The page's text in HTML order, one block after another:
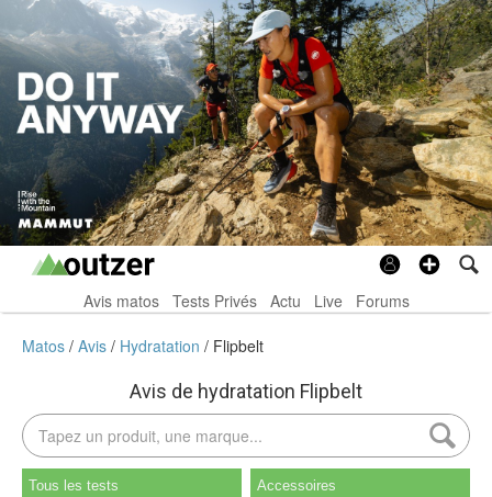
Avis matos Tests Privés Actu Live Forums
Matos Avis Hydratation Flipbelt
Avis de hydratation Flipbelt
Tous les tests Accessoires